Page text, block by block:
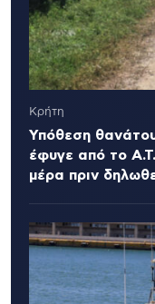
Κρήτη
Υπόθεση
έφυγε από το
μέρα πριν